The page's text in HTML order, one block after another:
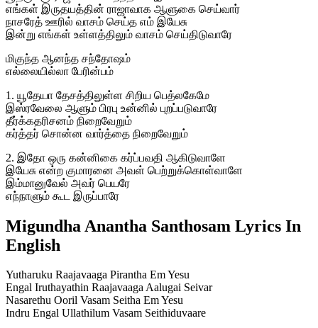
எங்கள் இருதயத்தின் ராஜாவாக ஆளுகை செய்வார்
நாசரேத் ஊரில் வாசம் செய்த எம் இயேசு
இன்று எங்கள் உள்ளத்திலும் வாசம் செய்திடுவாரே
மிகுந்த ஆனந்த சந்தோஷம்
எல்லையில்லா பேரின்பம்
1. யூதேயா தேசத்திலுள்ள சிறிய பெத்லகேமே
இஸ்ரவேலை ஆளும் பிரபு உன்னில் புறப்படுவாரே
தீர்க்கதரிசனம் நிறைவேறும்
கர்த்தர் சொன்ன வார்த்தை நிறைவேறும்
2. இதோ ஒரு கன்னிகை கர்ப்பவதி ஆகிடுவாளே
இயேசு என்ற குமாரனை அவள் பெற்றுக்கொள்வாளே
இம்மானுவேல் அவர் பெயரே
எந்நாளும் கூட இருப்பாரே
Migundha Anantha Santhosam Lyrics In
English
Yutharuku Raajavaaga Pirantha Em Yesu
Engal Iruthayathin Raajavaaga Aalugai Seivar
Nasarethu Ooril Vasam Seitha Em Yesu
Indru Engal Ullathilum Vasam Seithiduvaare